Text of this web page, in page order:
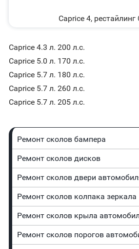
Caprice 4, рестайлинг
Caprice 4.3 л. 200 л.с.
Caprice 5.0 л. 170 л.с.
Caprice 5.7 л. 180 л.с.
Caprice 5.7 л. 260 л.с.
Caprice 5.7 л. 205 л.с.
Ремонт сколов бампера
Ремонт сколов дисков
Ремонт сколов двери
Ремонт сколов колпака зеркала
Ремонт сколов крыла
Ремонт сколов порогов